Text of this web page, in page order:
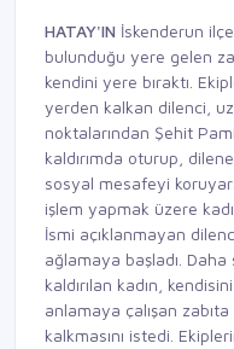
HATAY'IN İskenderun
bulunduğu yere gelen
kendini yere bıraktı.
yerden kalkan dilenci,
noktalarından Şehit
kaldırımda oturup,
sosyal mesafeyi
işlem yapmak üzere
İsmi açıklanmayan
ağlamaya başladı.
kaldırılan kadın,
anlamaya çalışan
kalkmasını istedi.